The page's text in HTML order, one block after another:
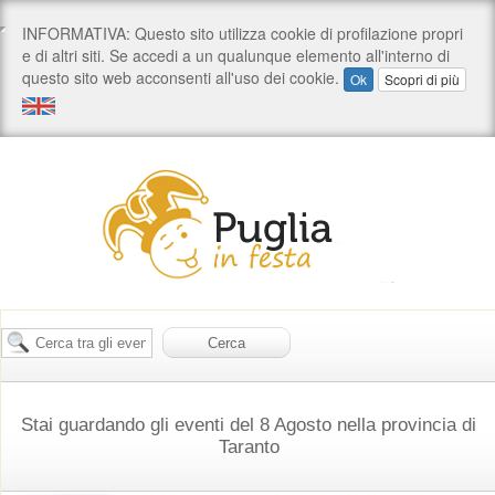
Stai guardando gli eventi del 8 Agosto nella provincia di
Taranto